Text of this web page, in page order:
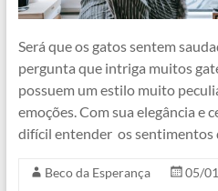
Será que os gatos sentem
pergunta que intriga muitos
possuem um estilo muito
emoções. Com sua elegância e
difícil entender os sentimentos
Beco da Esperança
05/